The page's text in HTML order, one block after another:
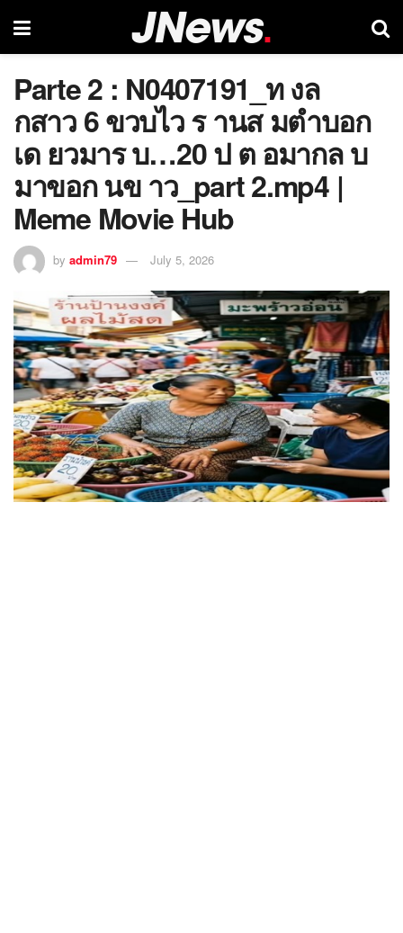
Parte 2 : N0407191_ท งล
กสาว 6 ขวบไว ร านส มตำบอก
เด ยวมาร บ…20 ป ต อมากล บ
มาขอก นข าว_part 2.mp4 |
Meme Movie Hub
by admin79 July 5, 2026